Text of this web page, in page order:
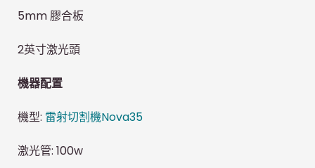
5mm 膠合板
2英寸激光頭
機器配置
機型: 雷射切割機Nova35
激光管: 100w